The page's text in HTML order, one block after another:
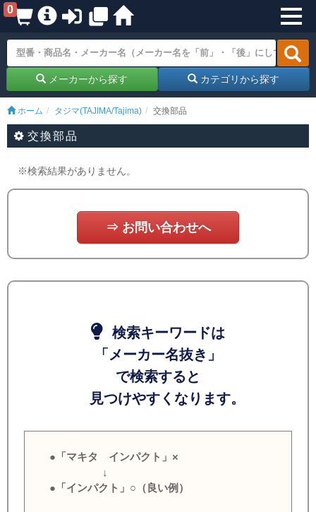
0
メーカーから探す カテゴリから探す
ホーム タジマ(TAJIMA/Tajima) 交換部品
交換部品
※検索結果がありません。
⇒ お問い合わせへ
検索キーワードは
「メーカー名抜き」
で検索すると
見つけやすくなります。
●「マキタ インパクト」×
↓
●「インパクト」○（良い例）